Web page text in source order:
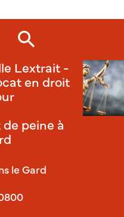
Lextrait -
en droit
peine à
le Gard